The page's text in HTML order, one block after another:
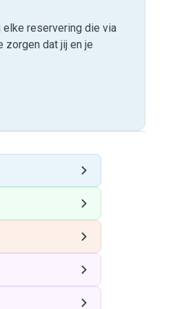
elke reservering die via
zorgen dat jij en je